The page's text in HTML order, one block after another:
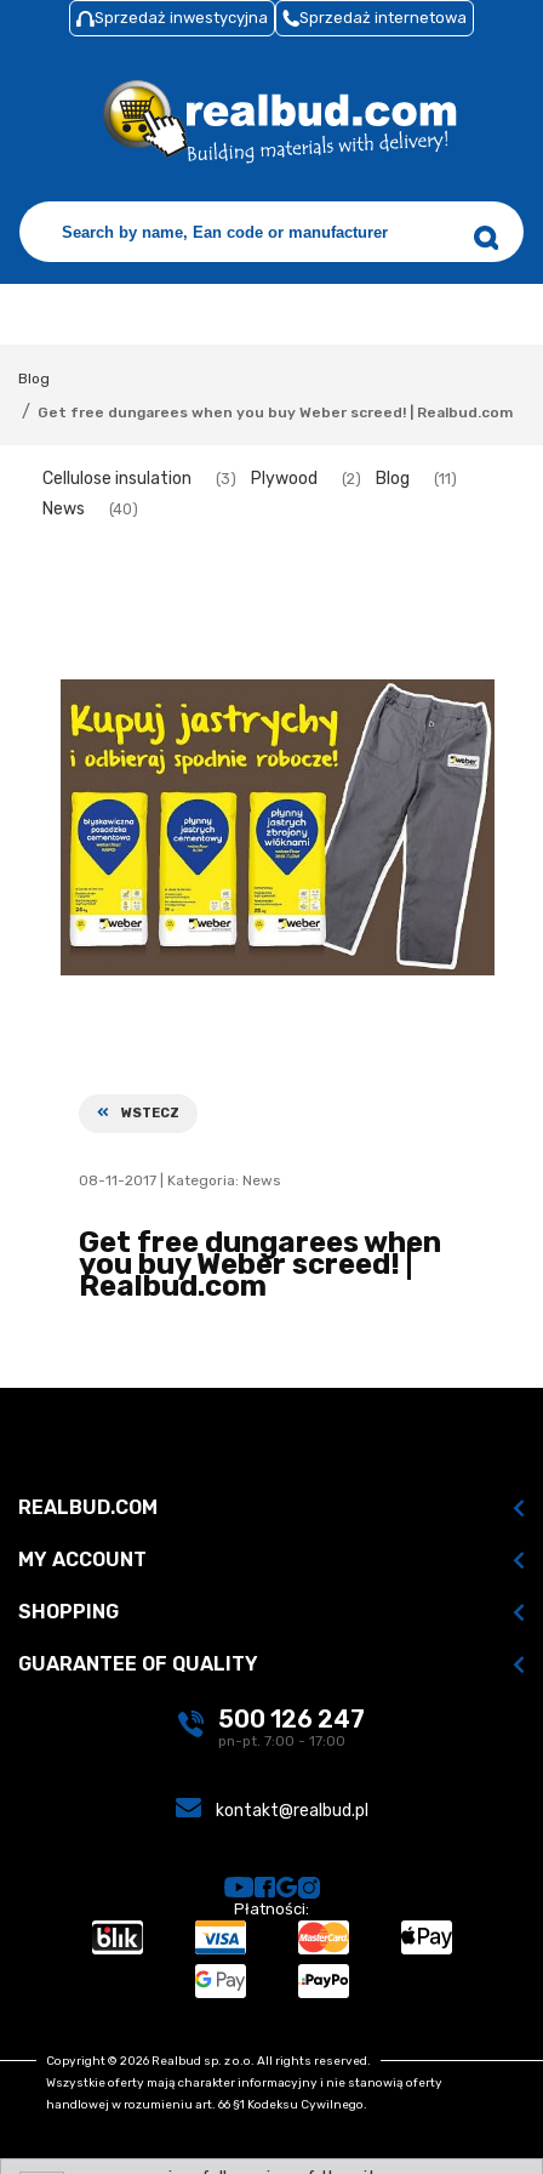
Sprzedaż inwestycyjna Sprzedaż internetowa
Blog
/ Get free dungarees when you buy Weber screed! | Realbud.com
Cellulose insulation (3) Plywood (2) Blog (11)
News (40)
WSTECZ
08-11-2017 | Kategoria: News
Get free dungarees when
you buy Weber screed! |
Realbud.com
500 126 247
pn-pt. 7:00 - 17:00
kontakt@realbud.pl
REALBUD.COM
MY ACCOUNT
SHOPPING
GUARANTEE OF QUALITY
Płatności:
Copyright © 2026 Realbud sp. z o.o. All rights reserved.
Wszystkie oferty mają charakter informacyjny i nie stanowią oferty
handlowej w rozumieniu art. 66 §1 Kodeksu Cywilnego.